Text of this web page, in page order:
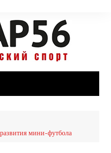
мини-футбола